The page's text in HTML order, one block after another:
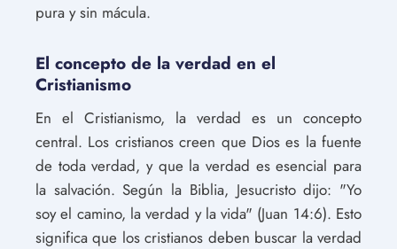
pura y sin mácula.
El concepto de la verdad en el
Cristianismo
En el Cristianismo, la verdad es un concepto
central. Los cristianos creen que Dios es la fuente
de toda verdad, y que la verdad es esencial para
la salvación. Según la Biblia, Jesucristo dijo: "Yo
soy el camino, la verdad y la vida" (Juan 14:6). Esto
significa que los cristianos deben buscar la verdad